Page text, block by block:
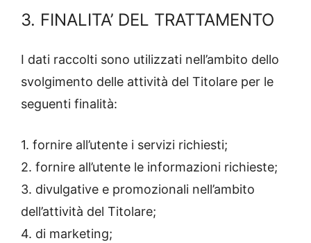
3. FINALITA’ DEL TRATTAMENTO
I dati raccolti sono utilizzati nell’ambito dello
svolgimento delle attività del Titolare per le
seguenti finalità:
1. fornire all’utente i servizi richiesti;
2. fornire all’utente le informazioni richieste;
3. divulgative e promozionali nell’ambito
dell’attività del Titolare;
4. di marketing;